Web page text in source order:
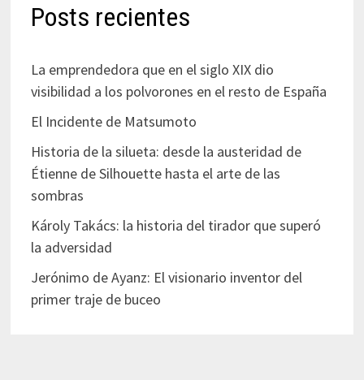
Posts recientes
La emprendedora que en el siglo XIX dio
visibilidad a los polvorones en el resto de España
El Incidente de Matsumoto
Historia de la silueta: desde la austeridad de
Étienne de Silhouette hasta el arte de las
sombras
Károly Takács: la historia del tirador que superó
la adversidad
Jerónimo de Ayanz: El visionario inventor del
primer traje de buceo